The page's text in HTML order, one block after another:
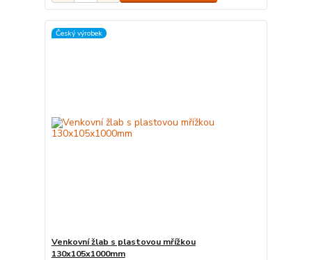
Český výrobek
Venkovní žlab s plastovou mřížkou
130x105x1000mm